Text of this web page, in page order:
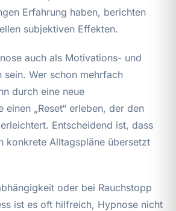
Erfahrung haben, berichten
subjektiven Effekten.
auch als Motivations- und
sein. Wer schon mehrfach
durch eine neue
einen „Reset“ erleben, der den
Entscheidend ist, dass
konkrete Alltagspläne übersetzt
oder bei Rauchstopp
ist es oft hilfreich, Hypnose nicht